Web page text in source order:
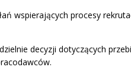
wspierających procesy
decyzji dotyczących